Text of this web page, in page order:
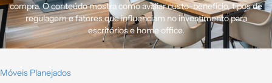
compra. O conteúdo mostra como avaliar custo-benefício, tipos de
regulagem e fatores que influenciam no investimento para
escritórios e home office.
Móveis Planejados